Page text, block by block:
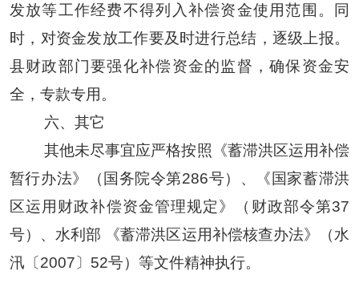
发放等工作经费不得列入补偿资金使用范围。
同
时，对资金发放工作要及时进行总结，逐级上报。
县财政部门要强化补偿资金的监督，确保资金安
全，专款专用 。
六、其它
其他未尽事宜应严格按照《蓄滞洪区运用补偿
暂行办法》（国务院令第286号）、《国家蓄滞洪
区运用财政补偿资金管理规定》（财政部令第37
号）、水利部 《蓄滞洪区运用补偿核查办法》（水
汛〔2007〕52号）等文件精神执行。